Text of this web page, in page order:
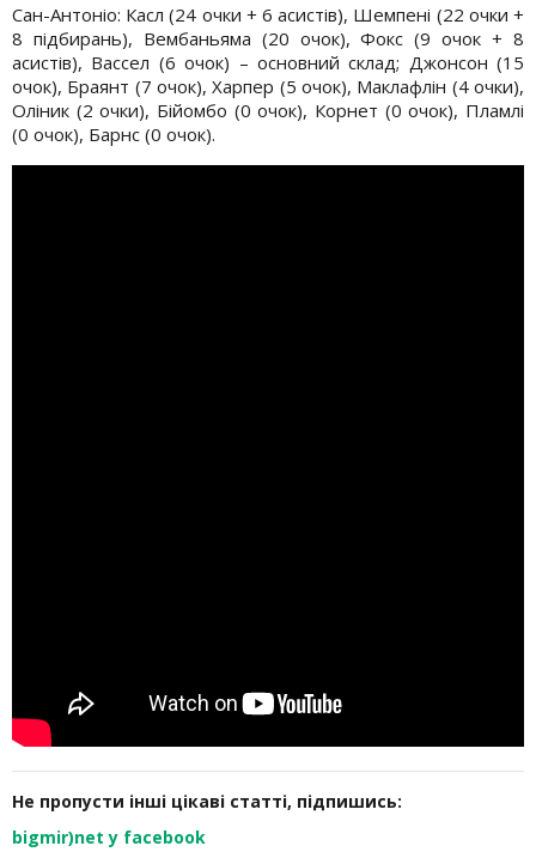
Сан-Антоніо: Касл (24 очки + 6 асистів), Шемпені (22 очки +
8 підбирань), Вембаньяма (20 очок), Фокс (9 очок + 8
асистів), Вассел (6 очок) – основний склад; Джонсон (15
очок), Браянт (7 очок), Харпер (5 очок), Маклафлін (4 очки),
Оліник (2 очки), Бійомбо (0 очок), Корнет (0 очок), Пламлі
(0 очок), Барнс (0 очок).
Не пропусти інші цікаві статті, підпишись:
bigmir)net у facebook